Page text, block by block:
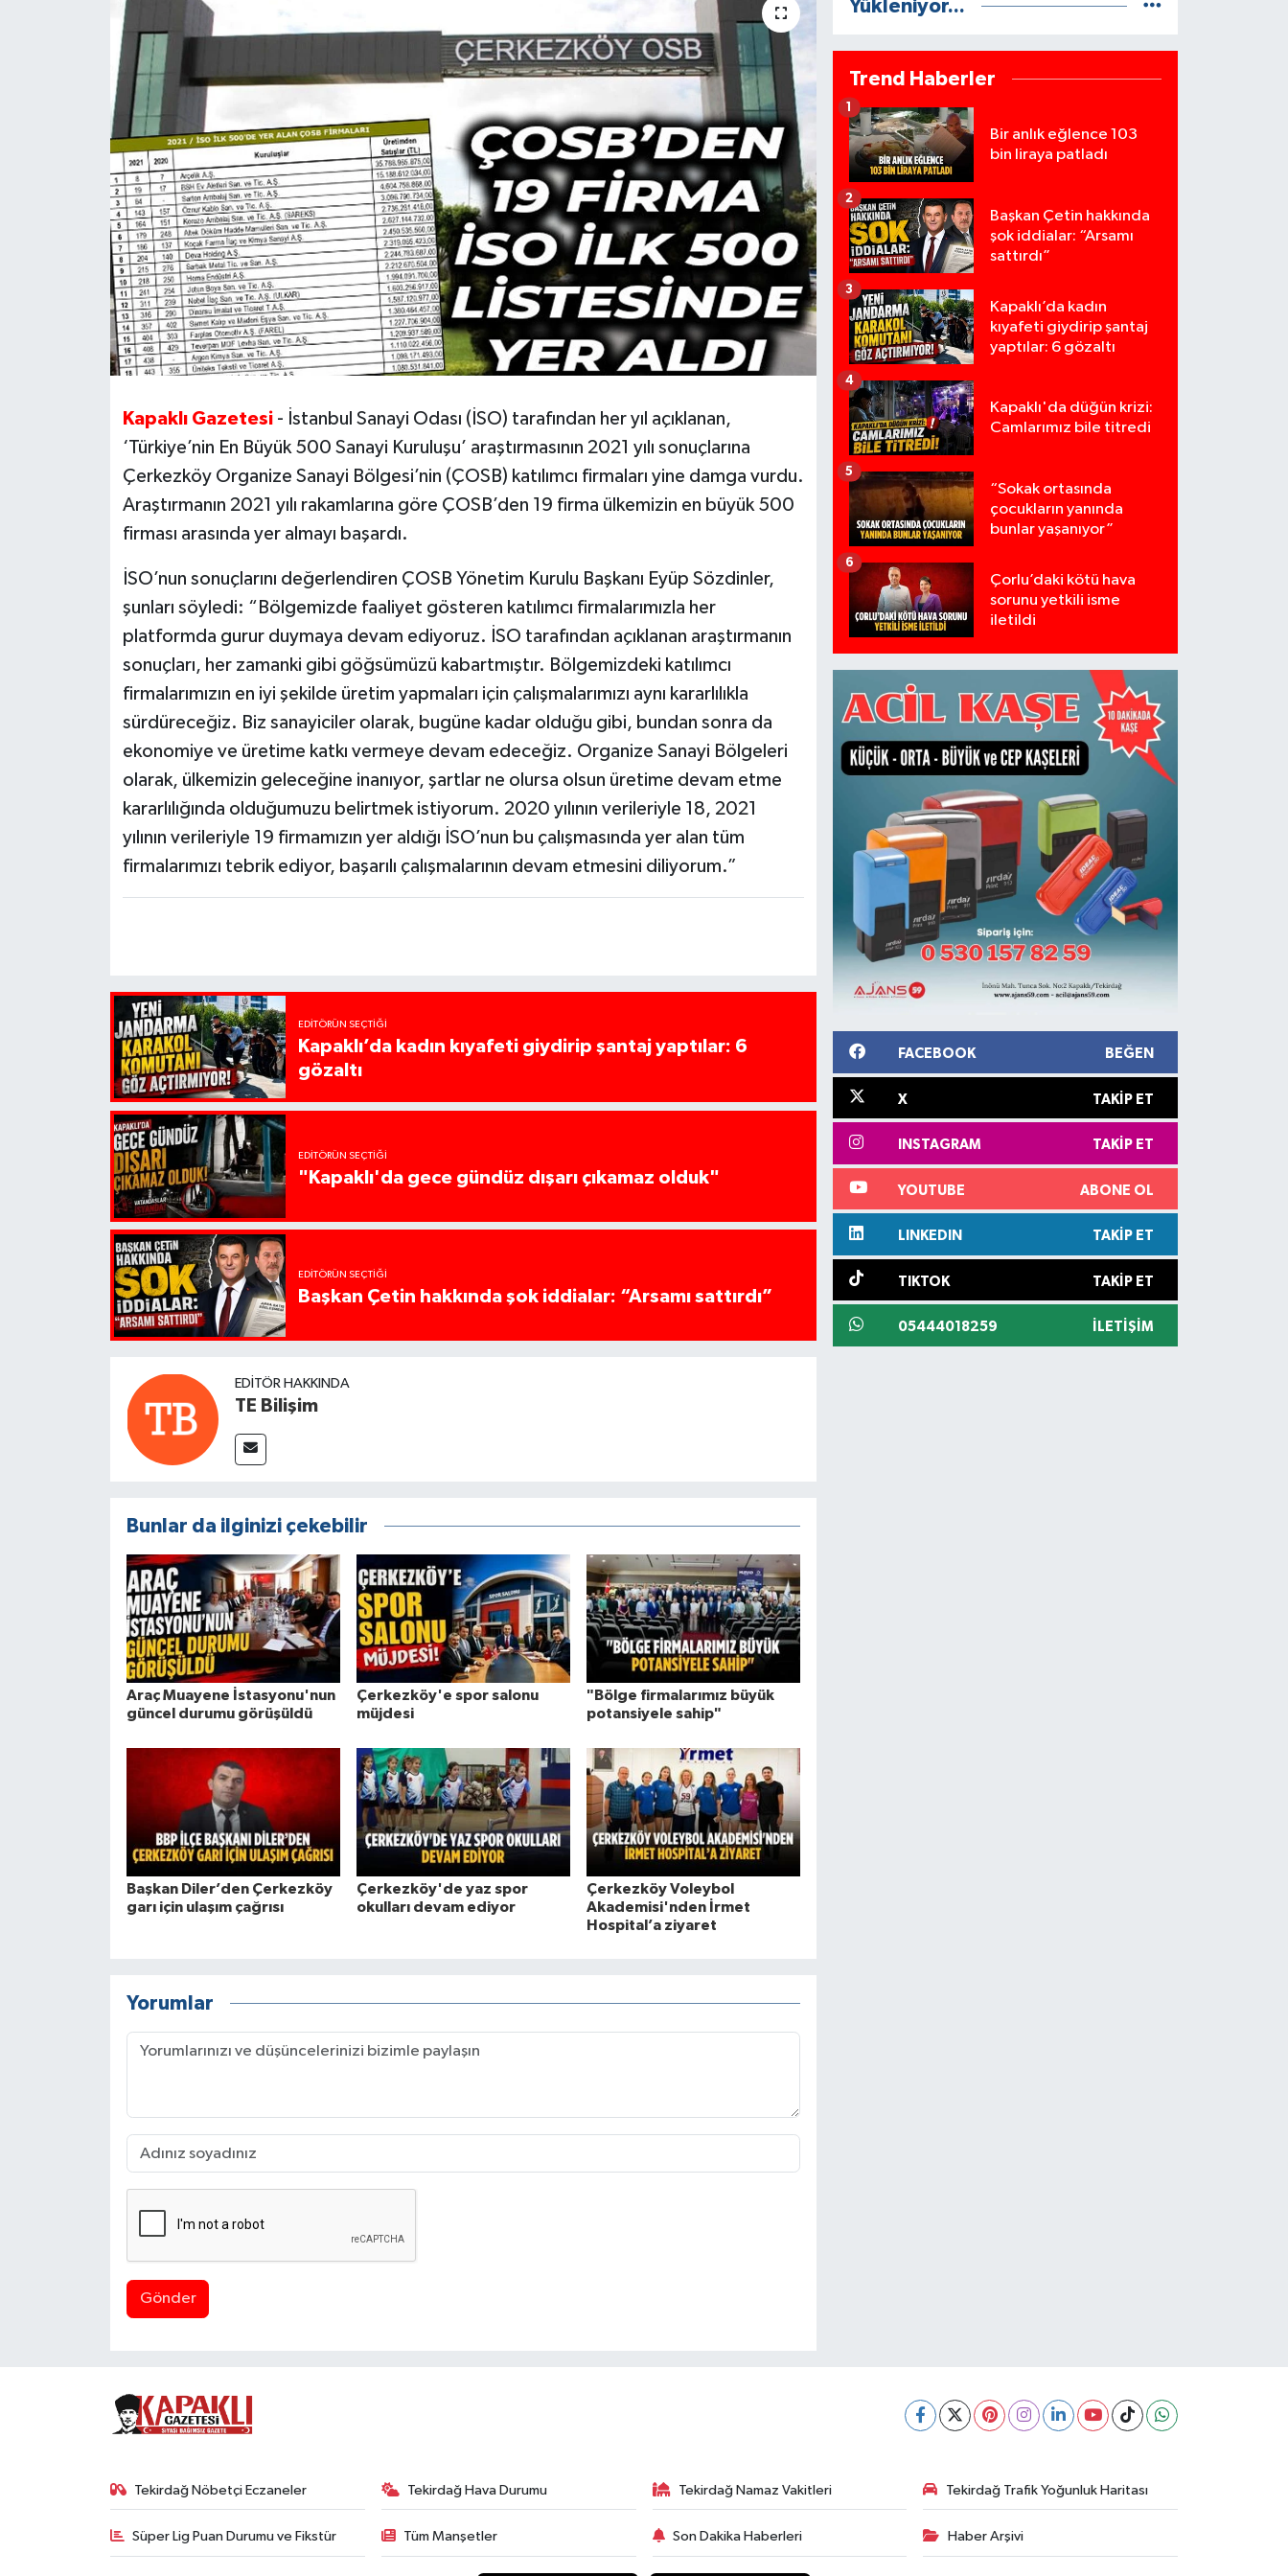
Kapaklı Gazetesi- İstanbul Sanayi Odası (İSO) tarafından her yıl açıklanan,
‘Türkiye’nin En Büyük 500 Sanayi Kuruluşu’ araştırmasının 2021 yılı sonuçlarına
Çerkezköy Organize Sanayi Bölgesi’nin (ÇOSB) katılımcı firmaları yine damga vurdu.
Araştırmanın 2021 yılı rakamlarına göre ÇOSB’den 19 firma ülkemizin en büyük 500
firması arasında yer almayı başardı.
İSO’nun sonuçlarını değerlendiren ÇOSB Yönetim Kurulu Başkanı Eyüp Sözdinler,
şunları söyledi: “Bölgemizde faaliyet gösteren katılımcı firmalarımızla her
platformda gurur duymaya devam ediyoruz. İSO tarafından açıklanan araştırmanın
sonuçları, her zamanki gibi göğsümüzü kabartmıştır. Bölgemizdeki katılımcı
firmalarımızın en iyi şekilde üretim yapmaları için çalışmalarımızı aynı kararlılıkla
sürdüreceğiz. Biz sanayiciler olarak, bugüne kadar olduğu gibi, bundan sonra da
ekonomiye ve üretime katkı vermeye devam edeceğiz. Organize Sanayi Bölgeleri
olarak, ülkemizin geleceğine inanıyor, şartlar ne olursa olsun üretime devam etme
kararlılığında olduğumuzu belirtmek istiyorum. 2020 yılının verileriyle 18, 2021
yılının verileriyle 19 firmamızın yer aldığı İSO’nun bu çalışmasında yer alan tüm
firmalarımızı tebrik ediyor, başarılı çalışmalarının devam etmesini diliyorum.”
EDITÖRÜN SEÇTIĞI
Kapaklı’da kadın kıyafeti giydirip şantaj yaptılar: 6
gözaltı
EDITÖRÜN SEÇTIĞI
"Kapaklı'da gece gündüz dışarı çıkamaz olduk"
EDITÖRÜN SEÇTIĞI
Başkan Çetin hakkında şok iddialar: “Arsamı sattırdı”
EDITÖR HAKKINDA
TE Bilişim
Bunlar da ilginizi çekebilir
Araç Muayene İstasyonu'nun
güncel durumu görüşüldü
Çerkezköy'e spor salonu
müjdesi
"Bölge firmalarımız büyük
potansiyele sahip"
Başkan Diler’den Çerkezköy
garı için ulaşım çağrısı
Çerkezköy'de yaz spor
okulları devam ediyor
Çerkezköy Voleybol
Akademisi'nden İrmet
Hospital’a ziyaret
Yorumlar
Gönder
Yükleniyor...
Trend Haberler
Bir anlık eğlence 103
bin liraya patladı
1
Başkan Çetin hakkında
şok iddialar: “Arsamı
sattırdı”
2
Kapaklı’da kadın
kıyafeti giydirip şantaj
yaptılar: 6 gözaltı
3
Kapaklı'da düğün krizi:
Camlarımız bile titredi
4
“Sokak ortasında
çocukların yanında
bunlar yaşanıyor”
5
Çorlu’daki kötü hava
sorunu yetkili isme
iletildi
6
FACEBOOK BEĞEN
X TAKIP ET
INSTAGRAM TAKIP ET
YOUTUBE ABONE OL
LINKEDIN TAKIP ET
TIKTOK TAKIP ET
05444018259 İLETIŞIM
Tekirdağ Nöbetçi Eczaneler Tekirdağ Hava Durumu Tekirdağ Namaz Vakitleri Tekirdağ Trafik Yoğunluk Haritası
Süper Lig Puan Durumu ve Fikstür Tüm Manşetler Son Dakika Haberleri Haber Arşivi
Ekonomi
Teknoloji